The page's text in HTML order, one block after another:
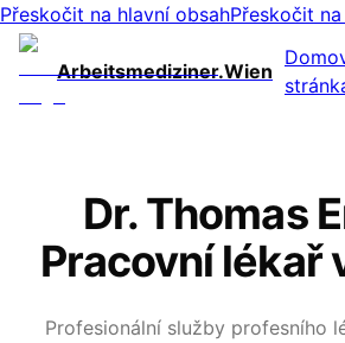
Přeskočit na hlavní obsahPřeskočit
Arbeitsmediziner.Wien
Dr. Thomas
Pracovní lékař
Profesionální služby profesního